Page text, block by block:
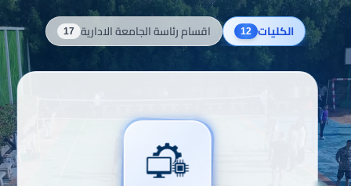
الكليات
الكليات 12 اقسام رئاسة الجامعة الادارية 17